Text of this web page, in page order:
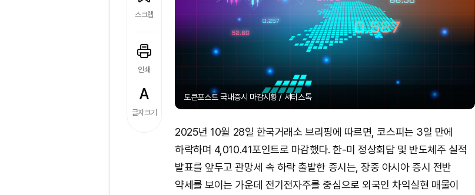
스크랩
인쇄
글자크기
토큰포스트 국내증시 마감시황 / 셔터스톡
2025년 10월 28일 한국거래소 브리핑에 따르면, 코스피는 3일 만에
하락하며 4,010.41포인트로 마감했다. 한-미 정상회담 및 반도체주 실적
발표를 앞두고 관망세 속 하락 출발한 증시는, 장중 아시아 증시 전반
약세를 보이는 가운데 전기전자주를 중심으로 외국인 차익실현 매물이